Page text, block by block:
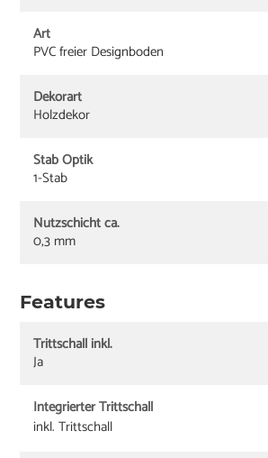
Art
PVC freier Designboden
Dekorart
Holzdekor
Stab Optik
1-Stab
Nutzschicht ca.
0,3 mm
Features
Trittschall inkl.
Ja
Integrierter Trittschall
inkl. Trittschall